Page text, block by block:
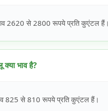
2620 से 2800 रूपये प्रति कुएंटल हैं।
भाव है?
825 से 810 रूपये प्रति कुएंटल हैं।